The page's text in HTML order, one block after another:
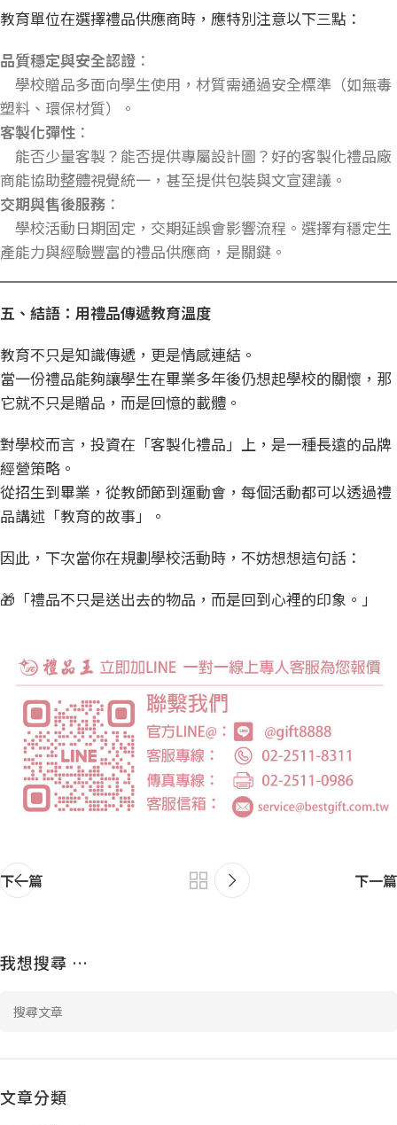
教育單位在選擇禮品供應商時，應特別注意以下三點：
品質穩定與安全認證 ：
學校贈品多面向學生使用，材質需通過安全標準（如無毒
塑料、環保材質）。
客製化彈性 ：
能否少量客製？能否提供專屬設計圖？好的客製化禮品廠
商能協助整體視覺統一，甚至提供包裝與文宣建議。
交期與售後服務 ：
學校活動日期固定，交期延誤會影響流程。選擇有穩定生
產能力與經驗豐富的禮品供應商，是關鍵。
五、結語：用禮品傳遞教育溫度
教育不只是知識傳遞，更是情感連結。
當一份禮品能夠讓學生在畢業多年後仍想起學校的關懷，那
它就不只是贈品，而是回憶的載體。
對學校而言，投資在「客製化禮品」上，是一種長遠的品牌
經營策略。
從招生到畢業，從教師節到運動會，每個活動都可以透過禮
品講述「教育的故事」。
因此，下次當你在規劃學校活動時，不妨想想這句話：
🎁「禮品不只是送出去的物品，而是回到心裡的印象。」
下一篇 下一篇
我想搜尋 …
文章分類